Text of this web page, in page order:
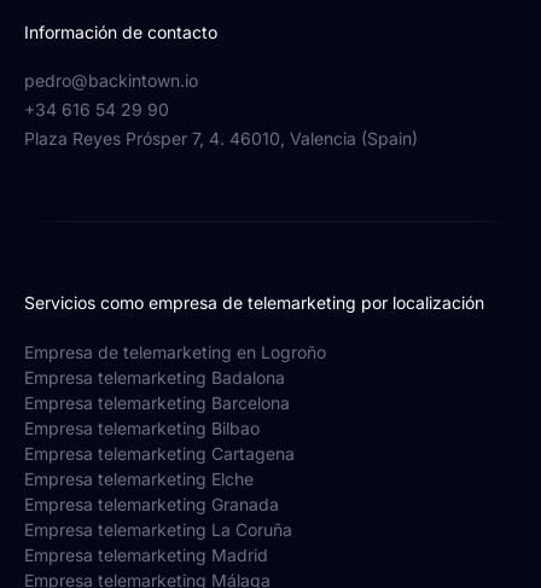
Información de contacto
pedro@backintown.io
+34 616 54 29 90
Plaza Reyes Prósper 7, 4. 46010, Valencia (Spain)
Servicios como empresa de telemarketing por localización
Empresa de telemarketing en Logroño
Empresa telemarketing Badalona
Empresa telemarketing Barcelona
Empresa telemarketing Bilbao
Empresa telemarketing Cartagena
Empresa telemarketing Elche
Empresa telemarketing Granada
Empresa telemarketing La Coruña
Empresa telemarketing Madrid
Empresa telemarketing Málaga